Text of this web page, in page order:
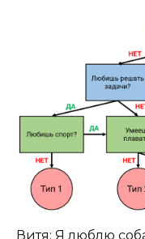
Витя: Я люблю